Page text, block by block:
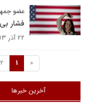
عضو
فشار
۲۲ آذر ۱۳۹۳
«
1
2
آخرین خبرها